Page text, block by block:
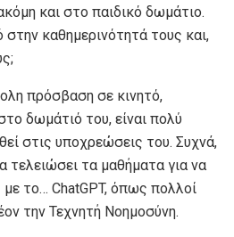
και στο παιδικό δωμάτιο.
καθημερινότητά τους και,
πρόσβαση σε κινητό,
δωμάτιό του, είναι πολύ
στις υποχρεώσεις του. Συχνά,
τελειώσει τα μαθήματα για να
με το… ChatGPT, όπως πολλοί
την Τεχνητή Νοημοσύνη.